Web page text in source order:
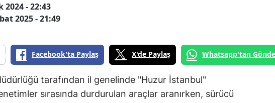
2024 - 22:43
2025 - 21:49
Facebook'ta Paylaş X'de Paylaş Whatsapp'tan
tarafından il genelinde "Huzur İstanbul"
sırasında durdurulan araçlar aranırken, sürücü